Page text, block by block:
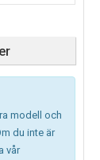
modell och
du inte är
vår